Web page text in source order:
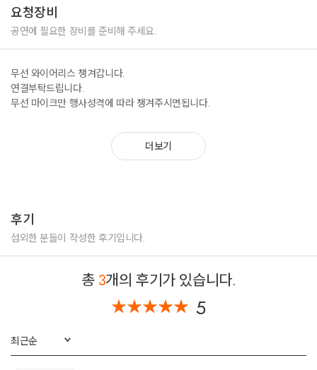
요청장비
공연에 필요한 장비를 준비해 주세요.
무선 와이어리스 챙겨갑니다.
연결부탁드립니다.
무선 마이크만 행사성격에 따라 챙겨주시면됩니다.
더보기
후기
섭외한 분들이 작성한 후기입니다.
총 3개의 후기가 있습니다.
★★★★★
★★★★★ 5
최근순